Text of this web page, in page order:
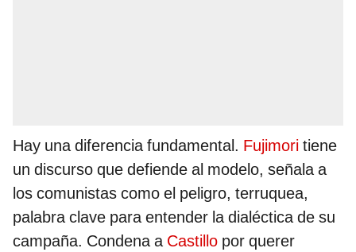
Hay una diferencia fundamental. Fujimori tiene
un discurso que defiende al modelo, señala a
los comunistas como el peligro, terruquea,
palabra clave para entender la dialéctica de su
campaña. Condena a Castillo por querer